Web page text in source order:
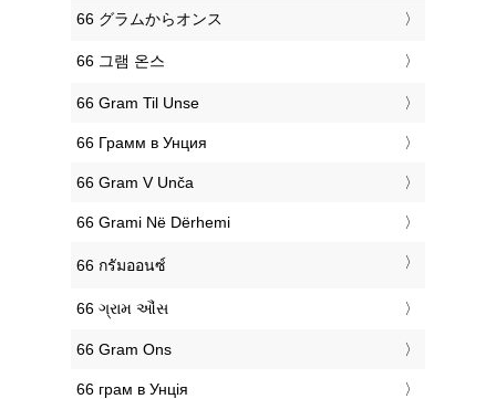
‎66 グラムからオンス
‎66 그램 온스
‎66 Gram Til Unse
‎66 Грамм в Унция
‎66 Gram V Unča
‎66 Grami Në Dërhemi
‎66 กรัมออนซ์
‎66 ગ્રામ ઔંસ
‎66 Gram Ons
‎66 грам в Унція